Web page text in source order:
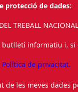
protecció de dades:
TREBALL
butlletí informatiu i, si
Política de privacitat.
de les meves dades